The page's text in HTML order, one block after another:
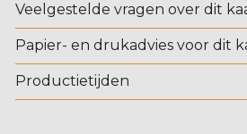
Veelgestelde vragen over dit
Papier- en drukadvies voor dit
Productietijden